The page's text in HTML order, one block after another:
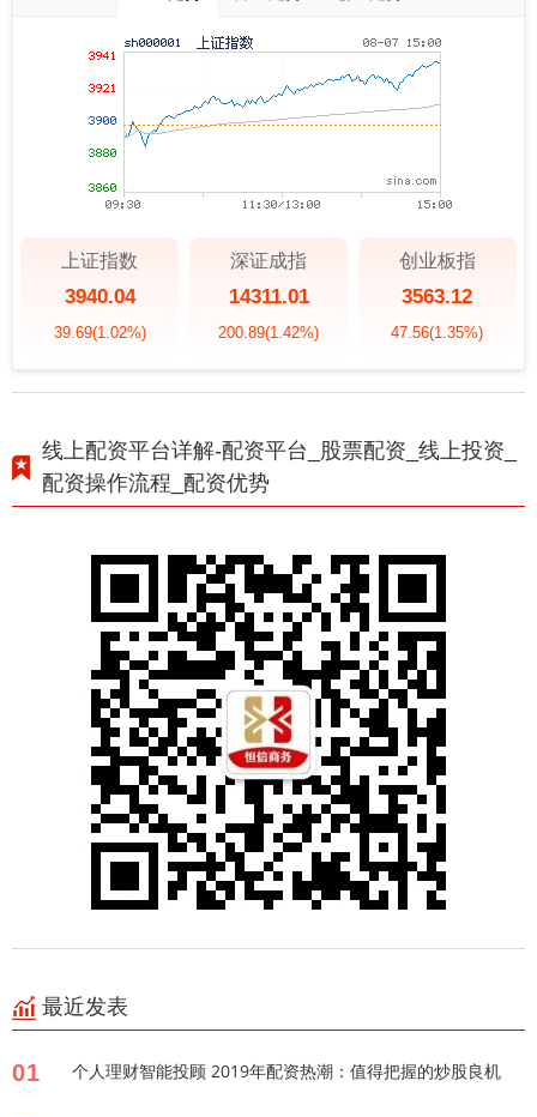
上证指数
3940.04
39.69(1.02%)
深证成指
14311.01
200.89(1.42%)
创业板指
3563.12
47.56(1.35%)
线上配资平台详解-配资平台_股票配资_线上投资_
配资操作流程_配资优势
最近发表
01 个人理财智能投顾 2019年配资热潮：值得把握的炒股良机